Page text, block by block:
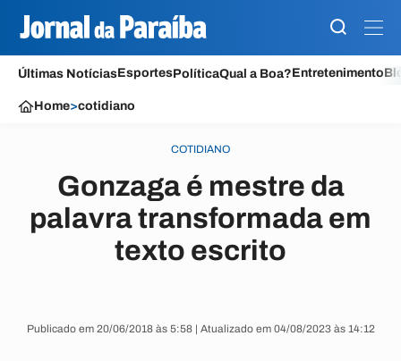
Últimas NotíciasEsportesPolíticaQual a Boa?Entretenimento
Home>cotidiano
COTIDIANO
Gonzaga é mestre da
palavra transformada em
texto escrito
Publicado em 20/06/2018 às 5:58 | Atualizado em 04/08/2023 às 14:12